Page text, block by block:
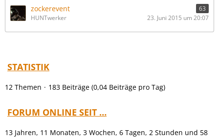
zockerevent
63
HUNTwerker
23. Juni 2015 um 20:07
STATISTIK
12 Themen 183 Beiträge (0,04 Beiträge pro Tag)
FORUM ONLINE SEIT …
13 Jahren, 11 Monaten, 3 Wochen, 6 Tagen, 2 Stunden und 58